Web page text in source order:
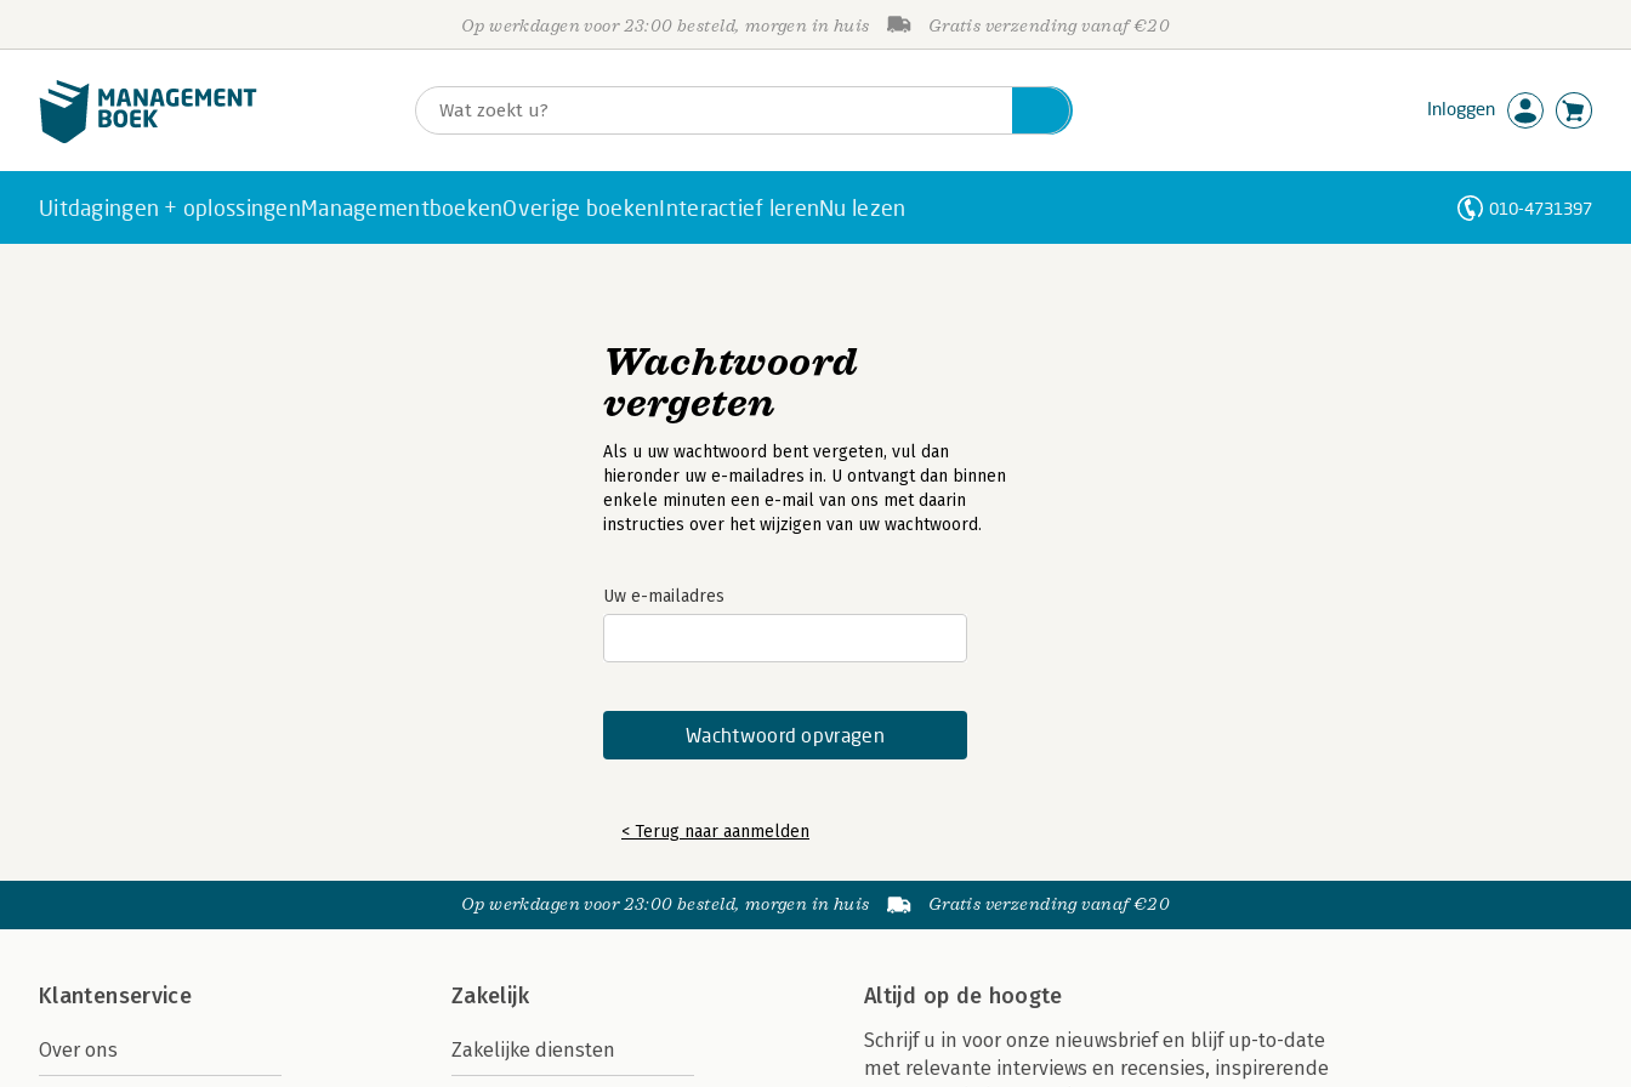
Op werkdagen voor 23:00 besteld, morgen in huis Gratis verzending vanaf €20
Inloggen
Uitdagingen + oplossingenManagementboekenOverige boekenInteractief lerenNu lezen 010-4731397
Wachtwoord
vergeten
Als u uw wachtwoord bent vergeten, vul dan
hieronder uw e-mailadres in. U ontvangt dan binnen
enkele minuten een e-mail van ons met daarin
instructies over het wijzigen van uw wachtwoord.
Uw e-mailadres
< Terug naar aanmelden
Op werkdagen voor 23:00 besteld, morgen in huis Gratis verzending vanaf €20
Klantenservice
Over ons
Zakelijk
Zakelijke diensten
Altijd op de hoogte
Schrijf u in voor onze nieuwsbrief en blijf up-to-date
met relevante interviews en recensies, inspirerende
Personen